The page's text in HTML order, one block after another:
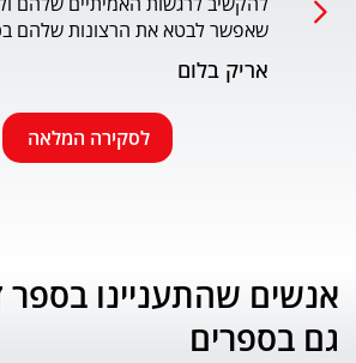
ורגשית בגובה העיניים של הילדים.
אריק בלום
לסקירה המלאה
אנשים שהתעניינו בספר
גם בספרים